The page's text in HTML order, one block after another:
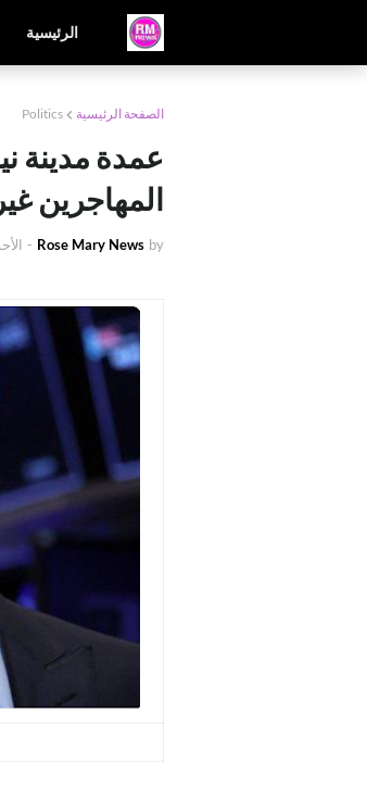
الرئيسية
الصفحة الرئيسية Politics
عمدة مدينة
المهاجرين
by
Rose Mary News
-